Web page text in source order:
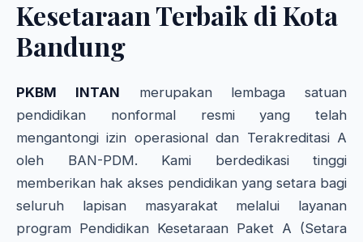
Kesetaraan Terbaik di Kota
Bandung
PKBM INTAN merupakan lembaga satuan
pendidikan nonformal resmi yang telah
mengantongi izin operasional dan Terakreditasi A
oleh BAN-PDM. Kami berdedikasi tinggi
memberikan hak akses pendidikan yang setara bagi
seluruh lapisan masyarakat melalui layanan
program Pendidikan Kesetaraan Paket A (Setara